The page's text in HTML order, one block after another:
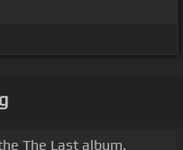
The Last album.